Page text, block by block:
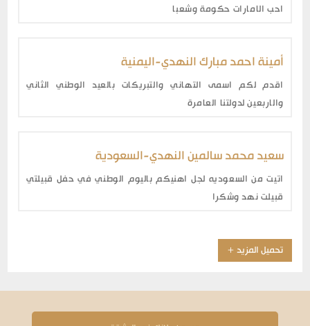
احب الامارات حكومة وشعبا
أمينة احمد مبارك النهدي-اليمنية
اقدم لكم اسمى التهاني والتبريكات بالعيد الوطني الثاني
والاربعين لدولتنا العامرة
سعيد محمد سالمين النهدي-السعودية
اتيت من السعوديه لجل اهنيكم باليوم الوطني في حفل قبيلتي
قبيلت نهد وشكرا